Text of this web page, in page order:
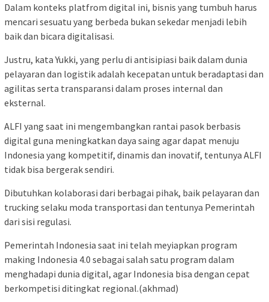
Dalam konteks platfrom digital ini, bisnis yang tumbuh harus
mencari sesuatu yang berbeda bukan sekedar menjadi lebih
baik dan bicara digitalisasi.
Justru, kata Yukki, yang perlu di antisipiasi baik dalam dunia
pelayaran dan logistik adalah kecepatan untuk beradaptasi dan
agilitas serta transparansi dalam proses internal dan
eksternal.
ALFI yang saat ini mengembangkan rantai pasok berbasis
digital guna meningkatkan daya saing agar dapat menuju
Indonesia yang kompetitif, dinamis dan inovatif, tentunya ALFI
tidak bisa bergerak sendiri.
Dibutuhkan kolaborasi dari berbagai pihak, baik pelayaran dan
trucking selaku moda transportasi dan tentunya Pemerintah
dari sisi regulasi.
Pemerintah Indonesia saat ini telah meyiapkan program
making Indonesia 4.0 sebagai salah satu program dalam
menghadapi dunia digital, agar Indonesia bisa dengan cepat
berkompetisi ditingkat regional.(akhmad)